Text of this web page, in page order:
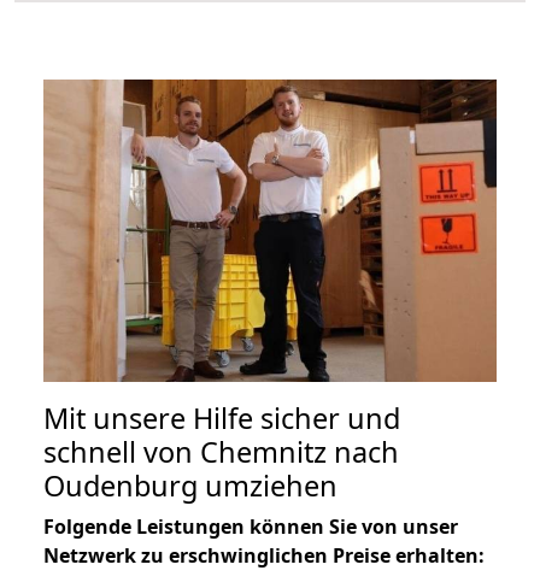
Mit unsere Hilfe sicher und
schnell von Chemnitz nach
Oudenburg umziehen
Folgende Leistungen können Sie von unser
Netzwerk zu erschwinglichen Preise erhalten: